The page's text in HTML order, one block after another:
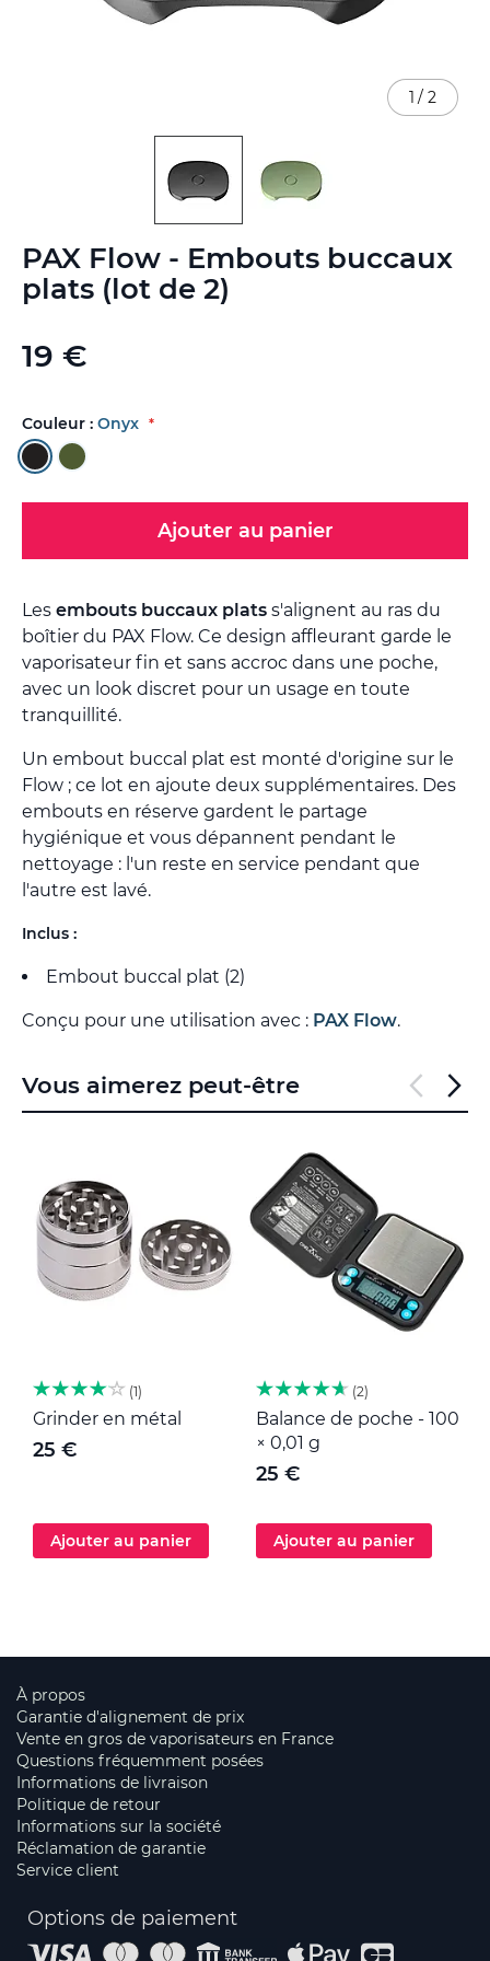
PAX Flow - Embouts buccaux
plats (lot de 2)
19 €
Couleur : Onyx
Ajouter au panier
Les embouts buccaux plats s'alignent au ras du
boîtier du PAX Flow. Ce design affleurant garde le
vaporisateur fin et sans accroc dans une poche,
avec un look discret pour un usage en toute
tranquillité.
Un embout buccal plat est monté d'origine sur le
Flow ; ce lot en ajoute deux supplémentaires. Des
embouts en réserve gardent le partage
hygiénique et vous dépannent pendant le
nettoyage : l'un reste en service pendant que
l'autre est lavé.
Inclus :
Embout buccal plat (2)
Conçu pour une utilisation avec : PAX Flow.
1 / 2
to
the
beginning
the
images
Vous aimerez peut-être
1
Grinder en métal
25 €
Ajouter au panier
2
Balance de poche - 100
× 0,01 g
25 €
Ajouter au panier
À propos
Garantie d'alignement de prix
Vente en gros de vaporisateurs en France
Questions fréquemment posées
Informations de livraison
Politique de retour
Informations sur la société
Réclamation de garantie
Service client
Options de paiement